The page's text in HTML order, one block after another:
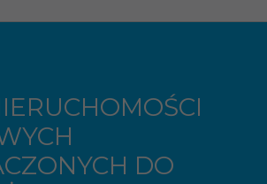
DO